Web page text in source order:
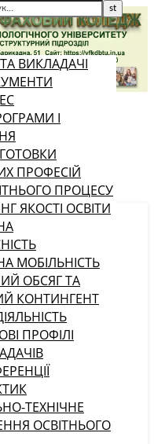
ВИКЛАДАЧІ
І
ПРОФЕСІЙ
ПРОЦЕСУ
ЯКОСТІ ОСВІТИ
МОБІЛЬНІСТЬ
ОБСЯГ ТА
КОНТИНГЕНТ
ПРОФІЛІ
ТЕХНІЧНЕ
ОСВІТНЬОГО